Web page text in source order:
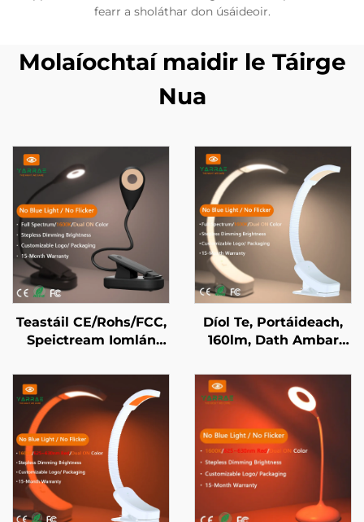
fearr a sholáthar don úsáideoir.
Molaíochtaí maidir le Táirge
Nua
Teastáil CE/Rohs/FCC,
Speictream Iomlán
Ambar 1600K, Solas
Leabhar Led
Portáideach ar
Ghluineach Dubh
Díol Te, Portáideach,
160lm, Dath Ambar
Speictream Iomlán,
Gan Ghléas Gorm ná
Scintillíocht, Solas
Leabhar LED le Corp
Bán